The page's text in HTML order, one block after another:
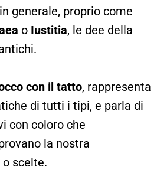
generale, proprio come
o Iustitia, le dee della
con il tatto, rappresenta
di tutti i tipi, e parla di
con coloro che
la nostra
scelte.